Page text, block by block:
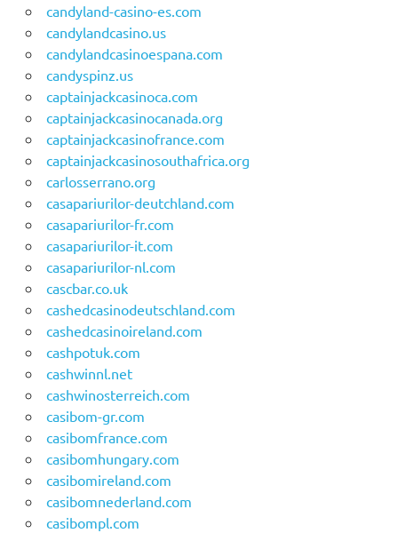
candyland-casino-es.com
candylandcasino.us
candylandcasinoespana.com
candyspinz.us
captainjackcasinoca.com
captainjackcasinocanada.org
captainjackcasinofrance.com
captainjackcasinosouthafrica.org
carlosserrano.org
casapariurilor-deutchland.com
casapariurilor-fr.com
casapariurilor-it.com
casapariurilor-nl.com
cascbar.co.uk
cashedcasinodeutschland.com
cashedcasinoireland.com
cashpotuk.com
cashwinnl.net
cashwinosterreich.com
casibom-gr.com
casibomfrance.com
casibomhungary.com
casibomireland.com
casibomnederland.com
casibompl.com